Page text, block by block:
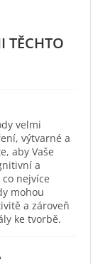
velmi
výtvarné a
aby Vaše
a
nejvíce
mohou
a zároveň
ke tvorbě.